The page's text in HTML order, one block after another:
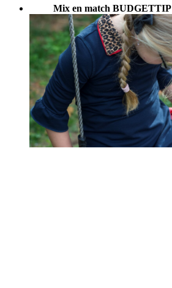
Mix en match BUDGETTIP